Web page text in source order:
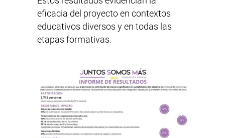
eficacia del proyecto en contextos
educativos diversos y en todas las
etapas formativas.